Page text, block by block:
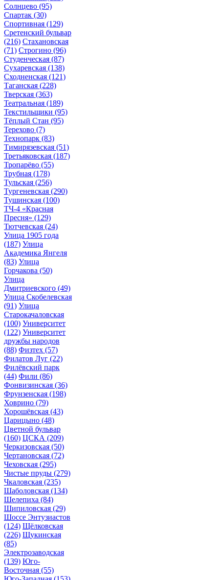
Солнцево (95)
Спартак (30)
Спортивная (129)
Сретенский бульвар
(216) Стахановская
(71) Строгино (96)
Студенческая (87)
Сухаревская (138)
Сходненская (121)
Таганская (228)
Тверская (363)
Театральная (189)
Текстильщики (95)
Тёплый Стан (95)
Терехово (7)
Технопарк (83)
Тимирязевская (51)
Третьяковская (187)
Тропарёво (55)
Трубная (178)
Тульская (256)
Тургеневская (290)
Тушинская (100)
ТЧ-4 «Красная
Пресня» (129)
Тютчевская (24)
Улица 1905 года
(187) Улица
Академика Янгеля
(83) Улица
Горчакова (50)
Улица
Дмитриевского (49)
Улица Скобелевская
(91) Улица
Старокачаловская
(100) Университет
(122) Университет
дружбы народов
(88) Физтех (57)
Филатов Луг (22)
Филёвский парк
(44) Фили (86)
Фонвизинская (36)
Фрунзенская (198)
Ховрино (79)
Хорошёвская (43)
Царицыно (48)
Цветной бульвар
(160) ЦСКА (209)
Черкизовская (50)
Чертановская (72)
Чеховская (295)
Чистые пруды (279)
Чкаловская (235)
Шаболовская (134)
Шелепиха (84)
Шипиловская (29)
Шоссе Энтузиастов
(124) Щёлковская
(226) Щукинская
(85)
Электрозаводская
(139) Юго-
Восточная (55)